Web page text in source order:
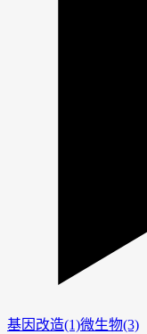
基因改造(1)微生物(3)